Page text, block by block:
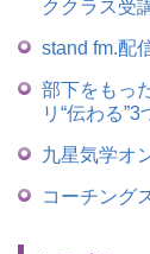
ククラス受
stand fm.配
部下をもっ
リ“伝わる
九星気学オ
コーチング